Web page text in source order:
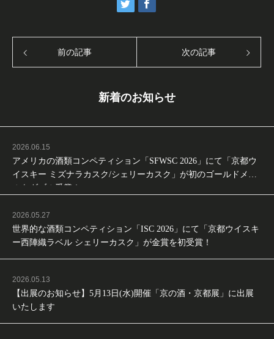
前の記事 次の記事
新着のお知らせ
2026.06.15
アメリカの酒類コンペティション「SFWSC 2026」にて「京都ウ
イスキー ミズナラカスク/シェリーカスク」が初のゴールドメダ
ルをダブル受賞！
2026.05.27
世界的な酒類コンペティション「ISC 2026」にて「京都ウイスキ
ー西陣織ラベル シェリーカスク」が金賞を初受賞！
2026.05.13
【出展のお知らせ】5月13日(水)開催「京の酒・京都展」に出展
いたします